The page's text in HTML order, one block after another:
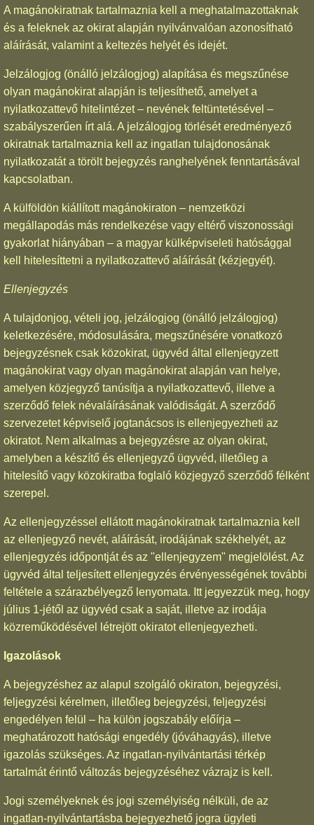
A magánokiratnak tartalmaznia kell a meghatalmazottaknak
és a feleknek az okirat alapján nyilvánvalóan azonosítható
aláírását, valamint a keltezés helyét és idejét.
Jelzálogjog (önálló jelzálogjog) alapítása és megszűnése
olyan magánokirat alapján is teljesíthető, amelyet a
nyilatkozattevő hitelintézet – nevének feltüntetésével –
szabályszerűen írt alá. A jelzálogjog törlését eredményező
okiratnak tartalmaznia kell az ingatlan tulajdonosának
nyilatkozatát a törölt bejegyzés ranghelyének fenntartásával
kapcsolatban.
A külföldön kiállított magánokiraton – nemzetközi
megállapodás más rendelkezése vagy eltérő viszonossági
gyakorlat hiányában – a magyar külképviseleti hatósággal
kell hitelesíttetni a nyilatkozattevő aláírását (kézjegyét).
Ellenjegyzés
A tulajdonjog, vételi jog, jelzálogjog (önálló jelzálogjog)
keletkezésére, módosulására, megszűnésére vonatkozó
bejegyzésnek csak közokirat, ügyvéd által ellenjegyzett
magánokirat vagy olyan magánokirat alapján van helye,
amelyen közjegyző tanúsítja a nyilatkozattevő, illetve a
szerződő felek névaláírásának valódiságát. A szerződő
szervezetet képviselő jogtanácsos is ellenjegyezheti az
okiratot. Nem alkalmas a bejegyzésre az olyan okirat,
amelyben a készítő és ellenjegyző ügyvéd, illetőleg a
hitelesítő vagy közokiratba foglaló közjegyző szerződő félként
szerepel.
Az ellenjegyzéssel ellátott magánokiratnak tartalmaznia kell
az ellenjegyző nevét, aláírását, irodájának székhelyét, az
ellenjegyzés időpontját és az "ellenjegyzem" megjelölést. Az
ügyvéd által teljesített ellenjegyzés érvényességének további
feltétele a szárazbélyegző lenyomata. Itt jegyezzük meg, hogy
július 1-jétől az ügyvéd csak a saját, illetve az irodája
közreműködésével létrejött okiratot ellenjegyezheti.
Igazolások
A bejegyzéshez az alapul szolgáló okiraton, bejegyzési,
feljegyzési kérelmen, illetőleg bejegyzési, feljegyzési
engedélyen felül – ha külön jogszabály előírja –
meghatározott hatósági engedély (jóváhagyás), illetve
igazolás szükséges. Az ingatlan-nyilvántartási térkép
tartalmát érintő változás bejegyzéséhez vázrajz is kell.
Jogi személyeknek és jogi személyiség nélküli, de az
ingatlan-nyilvántartásba bejegyezhető jogra ügyleti